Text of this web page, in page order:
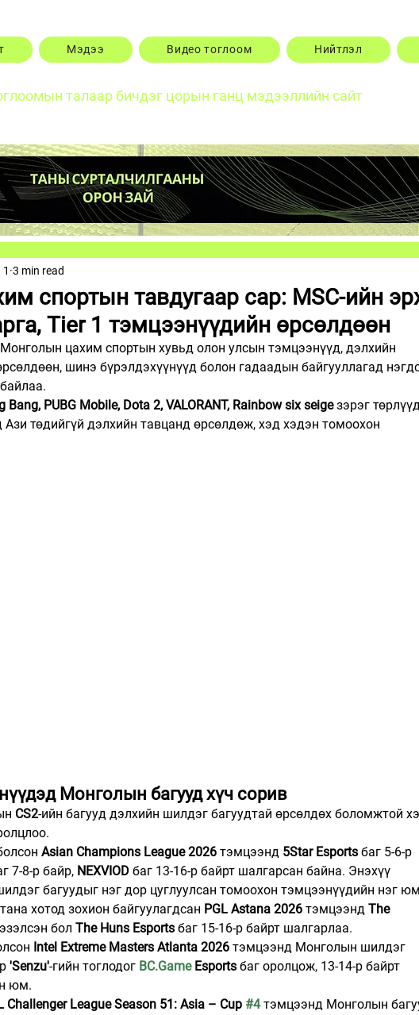
Мэдээ Видео тоглоом Нийтлэл
талаар бичдэг цорын ганц мэдээллийн сайт
спортын тавдугаар сар: MSC-ийн
Tier 1 тэмцээнүүдийн өрсөлдөөн
3 min read
цахим спортын хувьд олон улсын тэмцээнүүд, дэлхийн
шинэ бүрэлдэхүүнүүд болон гадаадын байгууллагад
Bang, PUBG Mobile, Dota 2, VALORANT, Rainbow six seige зэрэг
төдийгүй дэлхийн тавцанд өрсөлдөж, хэд хэдэн томоохон
Монголын багууд хүч сорив
CS2-ийн багууд дэлхийн шилдэг багуудтай өрсөлдөх боломжтой
Asian Champions League 2026 тэмцээнд 5Star Esports баг 5-6-р
7-8-р байр, NEXVIOD баг 13-16-р байрт шалгарсан байна. Энэхүү
багуудыг нэг дор цуглуулсан томоохон тэмцээнүүдийн нэг
хотод зохион байгуулагдсан PGL Astana 2026 тэмцээнд The
бол The Huns Esports баг 15-16-р байрт шалгарлаа.
Intel Extreme Masters Atlanta 2026 тэмцээнд Монголын шилдэг
'Senzu'-гийн тоглодог BC.Game Esports баг оролцож, 13-14-р байрт
юм.
Challenger League Season 51: Asia – Cup #4 тэмцээнд Монголын